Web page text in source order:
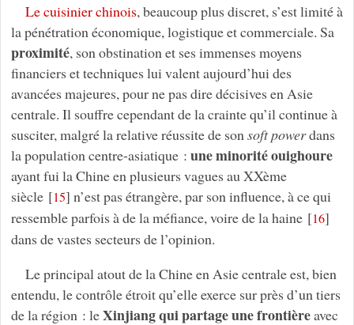
Le cuisinier chinois, beaucoup plus discret, s’est limité à
la pénétration économique, logistique et commerciale. Sa
proximité, son obstination et ses immenses moyens
financiers et techniques lui valent aujourd’hui des
avancées majeures, pour ne pas dire décisives en Asie
centrale. Il souffre cependant de la crainte qu’il continue à
susciter, malgré la relative réussite de sonsoft powerdans
la population centre-asiatique : une minorité ouighoure
ayant fui la Chine en plusieurs vagues au XXème
siècle[15] n’est pas étrangère, par son influence, à ce qui
ressemble parfois à de la méfiance, voire de la haine[16]
dans de vastes secteurs de l’opinion.
Le principal atout de la Chine en Asie centrale est, bien
entendu, le contrôle étroit qu’elle exerce sur près d’un tiers
de la région : leXinjiang qui partage une frontièreavec